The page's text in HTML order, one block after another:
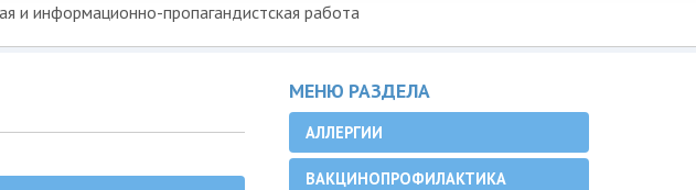
и информационно-пропагандистская работа
МЕНЮ РАЗДЕЛА
АЛЛЕРГИИ
ВАКЦИНОПРОФИЛАКТИКА